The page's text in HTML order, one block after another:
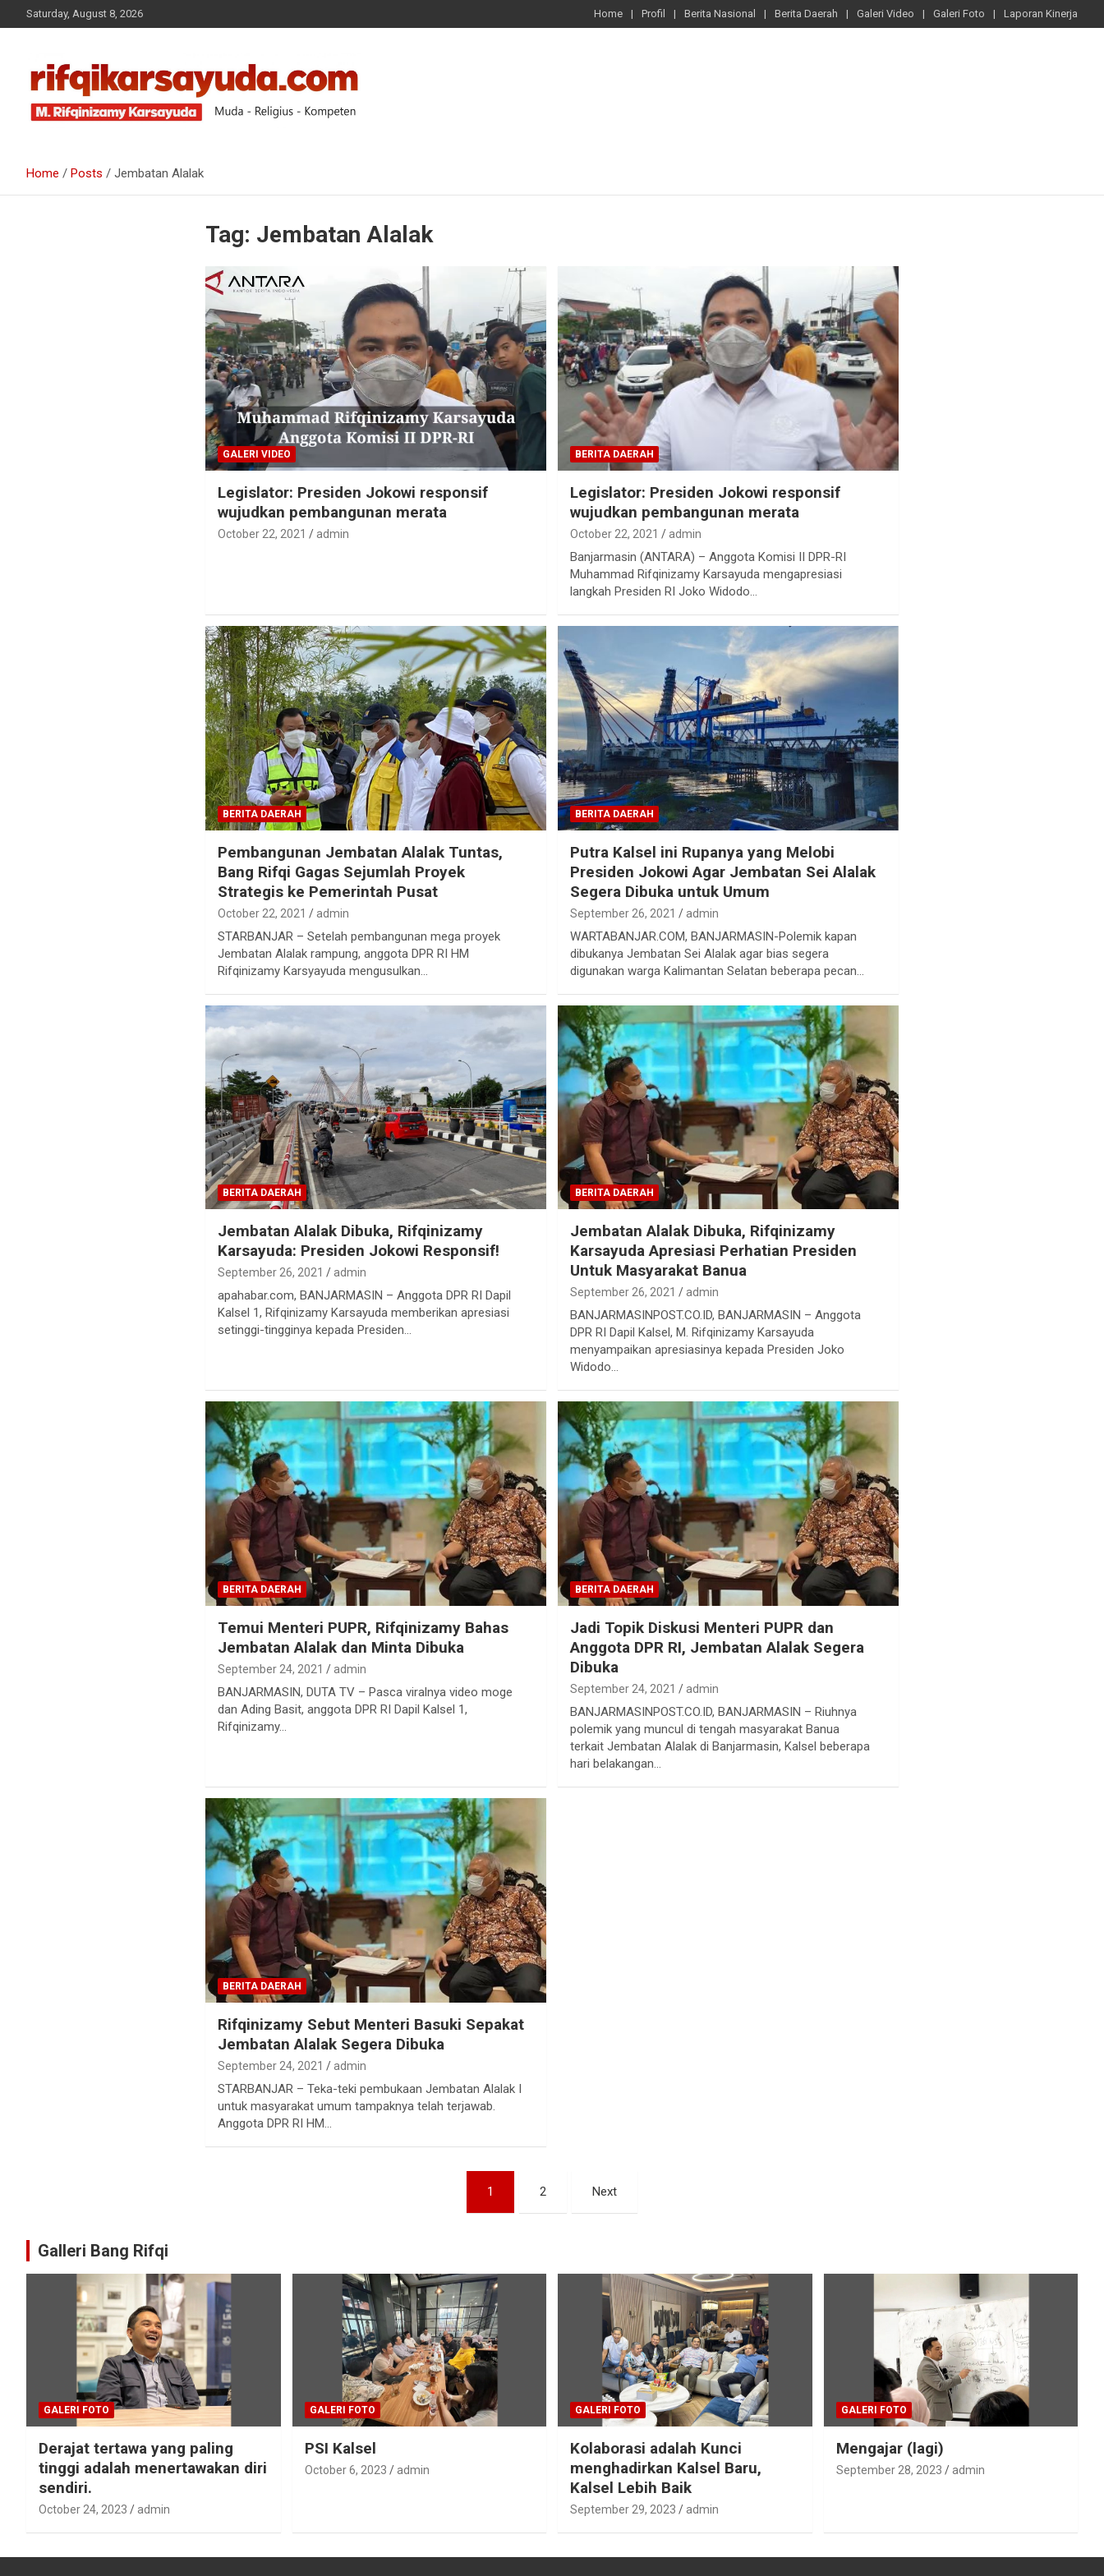
Saturday, August 8, 2026 Home Profil Berita Nasional Berita Daerah Galeri Video Galeri Foto Laporan Kinerja
Home Posts Jembatan Alalak
Tag: Jembatan Alalak
GALERI VIDEO
Legislator: Presiden Jokowi responsif
wujudkan pembangunan merata
October 22, 2021 admin
BERITA DAERAH
Legislator: Presiden Jokowi responsif
wujudkan pembangunan merata
October 22, 2021 admin
Banjarmasin (ANTARA) – Anggota Komisi II DPR-RI
Muhammad Rifqinizamy Karsayuda mengapresiasi
langkah Presiden RI Joko Widodo…
BERITA DAERAH
Pembangunan Jembatan Alalak Tuntas,
Bang Rifqi Gagas Sejumlah Proyek
Strategis ke Pemerintah Pusat
October 22, 2021 admin
STARBANJAR – Setelah pembangunan mega proyek
Jembatan Alalak rampung, anggota DPR RI HM
Rifqinizamy Karsyayuda mengusulkan…
BERITA DAERAH
Putra Kalsel ini Rupanya yang Melobi
Presiden Jokowi Agar Jembatan Sei Alalak
Segera Dibuka untuk Umum
September 26, 2021 admin
WARTABANJAR.COM, BANJARMASIN-Polemik kapan
dibukanya Jembatan Sei Alalak agar bias segera
digunakan warga Kalimantan Selatan beberapa pecan…
BERITA DAERAH
Jembatan Alalak Dibuka, Rifqinizamy
Karsayuda: Presiden Jokowi Responsif!
September 26, 2021 admin
apahabar.com, BANJARMASIN – Anggota DPR RI Dapil
Kalsel 1, Rifqinizamy Karsayuda memberikan apresiasi
setinggi-tingginya kepada Presiden…
BERITA DAERAH
Jembatan Alalak Dibuka, Rifqinizamy
Karsayuda Apresiasi Perhatian Presiden
Untuk Masyarakat Banua
September 26, 2021 admin
BANJARMASINPOST.CO.ID, BANJARMASIN – Anggota
DPR RI Dapil Kalsel, M. Rifqinizamy Karsayuda
menyampaikan apresiasinya kepada Presiden Joko
Widodo…
BERITA DAERAH
Temui Menteri PUPR, Rifqinizamy Bahas
Jembatan Alalak dan Minta Dibuka
September 24, 2021 admin
BANJARMASIN, DUTA TV – Pasca viralnya video moge
dan Ading Basit, anggota DPR RI Dapil Kalsel 1,
Rifqinizamy…
BERITA DAERAH
Jadi Topik Diskusi Menteri PUPR dan
Anggota DPR RI, Jembatan Alalak Segera
Dibuka
September 24, 2021 admin
BANJARMASINPOST.CO.ID, BANJARMASIN – Riuhnya
polemik yang muncul di tengah masyarakat Banua
terkait Jembatan Alalak di Banjarmasin, Kalsel beberapa
hari belakangan…
BERITA DAERAH
Rifqinizamy Sebut Menteri Basuki Sepakat
Jembatan Alalak Segera Dibuka
September 24, 2021 admin
STARBANJAR – Teka-teki pembukaan Jembatan Alalak I
untuk masyarakat umum tampaknya telah terjawab.
Anggota DPR RI HM…
1 2 Next
Galleri Bang Rifqi
GALERI FOTO
Derajat tertawa yang paling
tinggi adalah menertawakan diri
sendiri.
October 24, 2023 admin
GALERI FOTO
PSI Kalsel
October 6, 2023 admin
GALERI FOTO
Kolaborasi adalah Kunci
menghadirkan Kalsel Baru,
Kalsel Lebih Baik
September 29, 2023 admin
GALERI FOTO
Mengajar (lagi)
September 28, 2023 admin